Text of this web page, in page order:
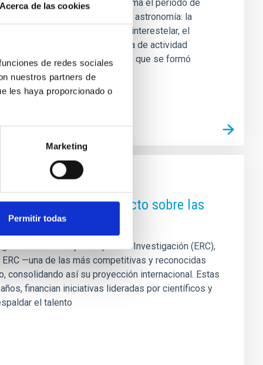
Acerca de las cookies
de redes sociales
nuestros partners de
les haya proporcionado o
Marketing
Permitir todas
del IAC y Light Bridges, confirma el periodo de
un hallazgo pionero en la astronomía: la
en un cometa de origen interestelar, el
la primera evidencia de actividad
de un cuerpo celeste que se formó
de 2025 con un proyecto sobre las
del Consejo Europeo de Investigación (ERC),
—una de las más competitivas y reconocidas
consolidando así su proyección internacional. Estas
financian iniciativas lideradas por científicos y
el talento